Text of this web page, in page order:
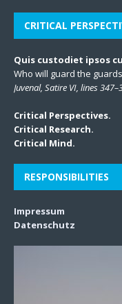
CRITICAL
Quis custodiet ipsos
Who will guard the
Juvenal, Satire VI, lines
Critical Perspectives.
Critical Research.
Critical Mind.
RESPONSIBILITIES
Impressum
Datenschutz